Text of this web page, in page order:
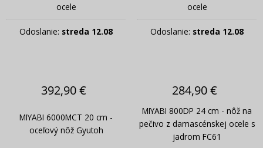
ocele
Odoslanie: streda 12.08
ocele
Odoslanie: streda 12.08
392,90 €
MIYABI 6000MCT 20 cm -
oceľový nôž Gyutoh
284,90 €
MIYABI 800DP 24 cm - nôž na
pečivo z damascénskej ocele s
jadrom FC61